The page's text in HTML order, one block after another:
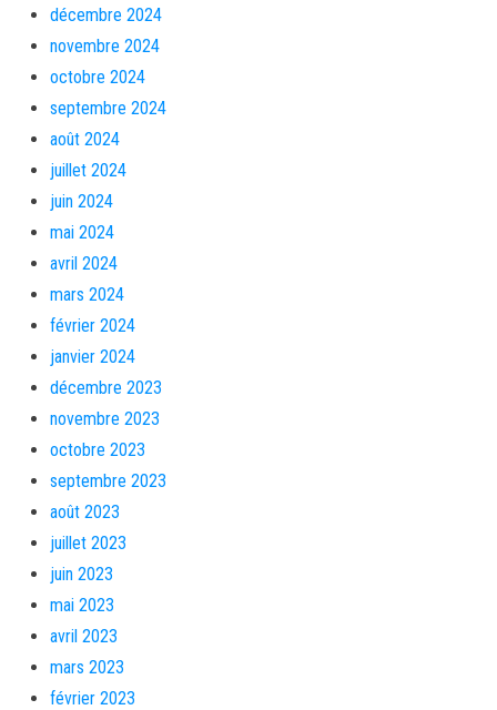
décembre 2024
novembre 2024
octobre 2024
septembre 2024
août 2024
juillet 2024
juin 2024
mai 2024
avril 2024
mars 2024
février 2024
janvier 2024
décembre 2023
novembre 2023
octobre 2023
septembre 2023
août 2023
juillet 2023
juin 2023
mai 2023
avril 2023
mars 2023
février 2023